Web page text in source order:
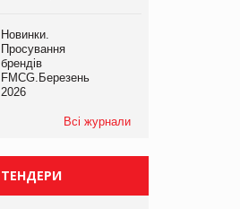
Новинки.
Просування
брендів
FMCG.Березень
2026
Всі журнали
ТЕНДЕРИ